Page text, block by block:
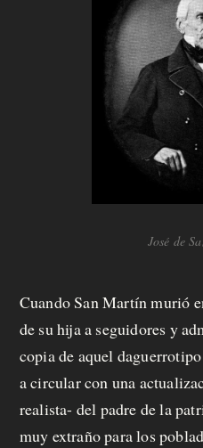
José de
Cuando San Martín murió
de su hija a seguidores y
copia de aquel
a circular con una
realista- del padre de la
muy extraño para los